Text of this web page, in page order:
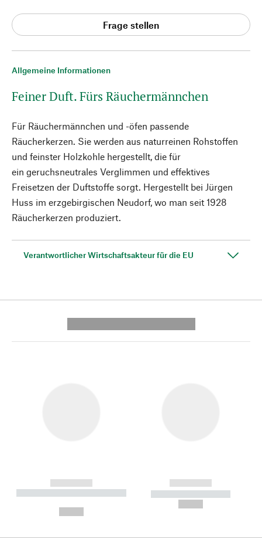
Allgemeine Informationen
Feiner Duft. Fürs Räuchermännchen
Für Räuchermännchen und -öfen passende
Räucherkerzen. Sie werden aus naturreinen Rohstoffen
und feinster Holzkohle hergestellt, die für
ein geruchsneutrales Verglimmen und effektives
Freisetzen der Duftstoffe sorgt. Hergestellt bei Jürgen
Huss im erzgebirgischen Neudorf, wo man seit 1928
Räucherkerzen produziert.
Verantwortlicher Wirtschaftsakteur für die EU
Frage stellen
------------
----------- ----------- --------
------------
----------- -----------